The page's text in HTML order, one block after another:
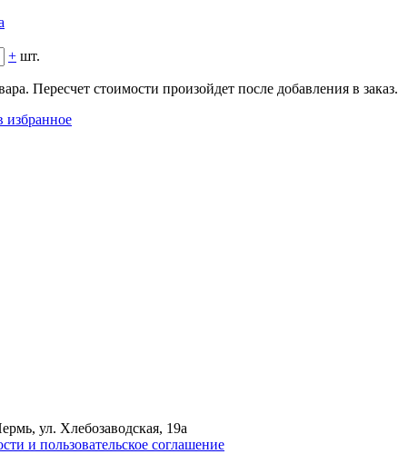
+ шт.
Пересчет стоимости произойдет после добавления в заказ.
избранное
ул. Хлебозаводская, 19а
и пользовательское соглашение